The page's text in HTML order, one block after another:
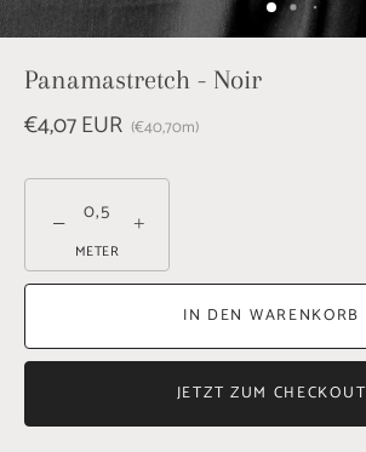
Panamastretch - Noir
€4,07 EUR €40,70m
−
METER
+
IN DEN WARENKORB
JETZT ZUM CHECKOUT